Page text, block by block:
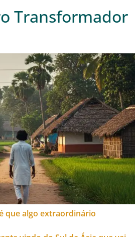
Transformador
que algo extraordinário